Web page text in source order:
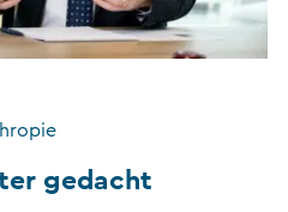
gedacht